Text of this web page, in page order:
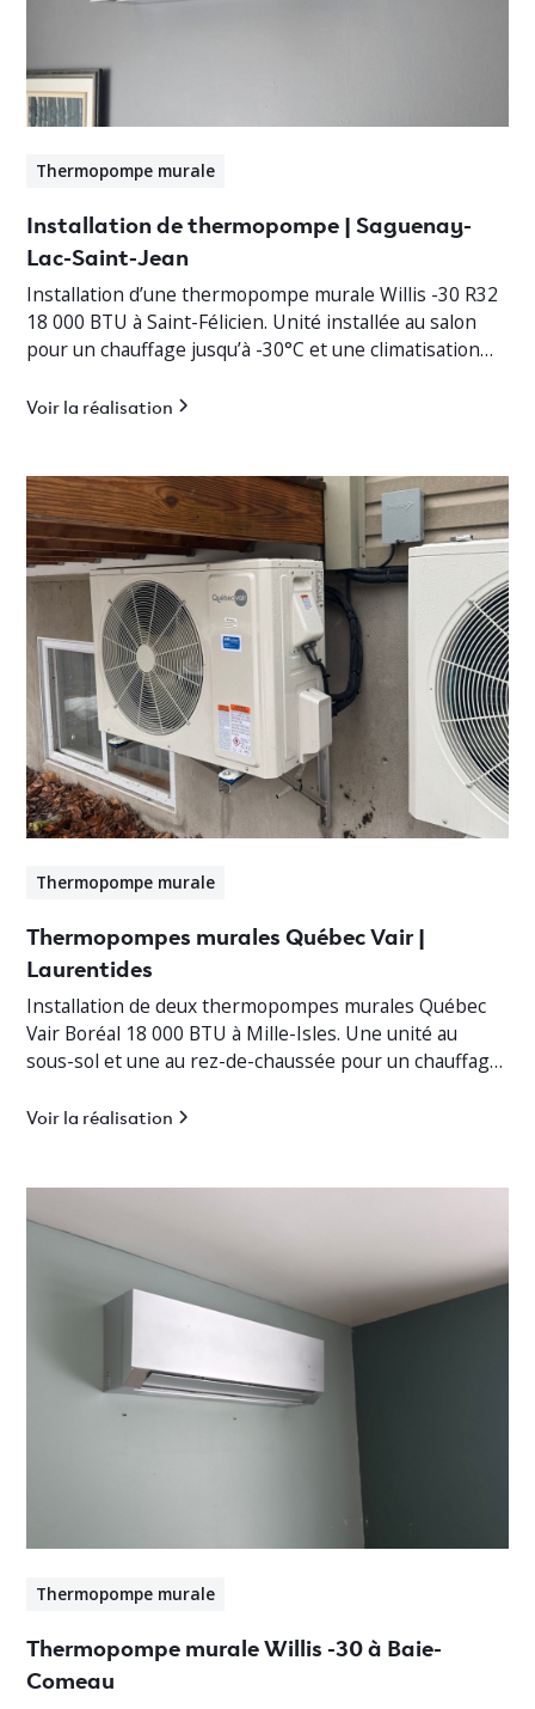
Thermopompe murale
Installation de thermopompe | Saguenay-
Lac-Saint-Jean
Installation d’une thermopompe murale Willis -30 R32
18 000 BTU à Saint-Félicien. Unité installée au salon
pour un chauffage jusqu’à -30°C et une climatisation
Voir la réalisation
Thermopompe murale
Thermopompes murales Québec Vair |
Laurentides
Installation de deux thermopompes murales Québec
Vair Boréal 18 000 BTU à Mille-Isles. Une unité au
sous-sol et une au rez-de-chaussée pour un chauffage
Voir la réalisation
Thermopompe murale
Thermopompe murale Willis -30 à Baie-
Comeau